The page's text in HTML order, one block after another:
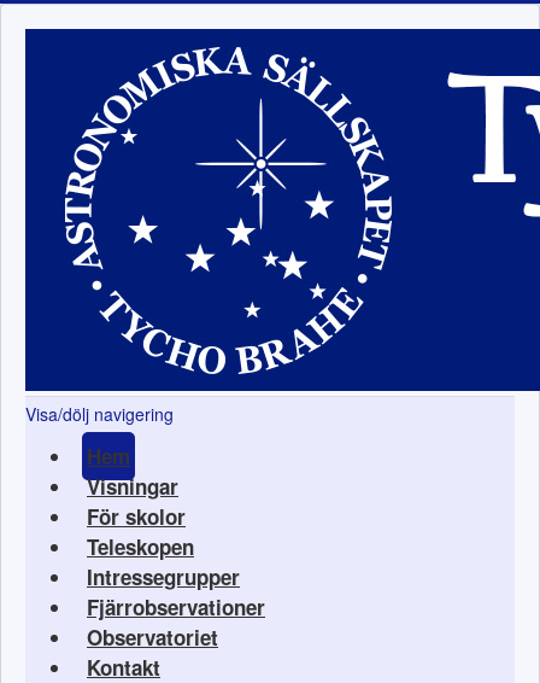
Visa/dölj navigering
Hem
Visningar
För skolor
Teleskopen
Intressegrupper
Fjärrobservationer
Observatoriet
Kontakt